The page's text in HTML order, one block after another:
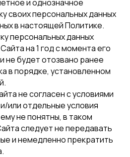
и однозначное
своих персональных данных
в настоящей Политике.
персональных данных
на 1 год с момента его
не будет отозвано ранее
в порядке, установленном
не согласен с условиями
или отдельные условия
не понятны, в таком
следует не передавать
и немедленно прекратить